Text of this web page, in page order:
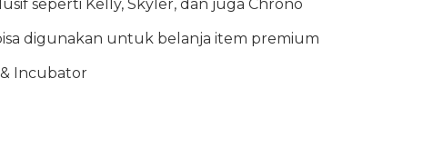
seperti Kelly, Skyler, dan juga Chrono
digunakan untuk belanja item premium
Incubator